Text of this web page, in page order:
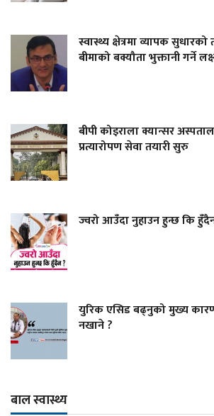
स्वास्थ्य क्षेत्रमा व्यापक सुधारको
बीमाको बक्यौता भुक्तानी गर्ने
बीपी कोइराला क्यान्सर
प्रत्यारोपण सेवा तयारी सुरु
ज्वरो आउँदा नुहाउन हुन्छ कि
युरिक एसिड बढ्नुको मुख्य
नखाने ?
बाल स्वास्थ्य